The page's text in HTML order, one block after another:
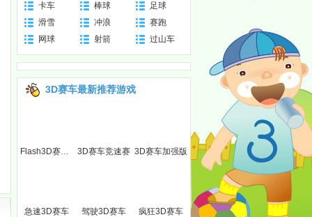
卡车
棒球
足球
滑雪
冲浪
赛跑
网球
射箭 过山车
3D赛车最新推荐游戏
Flash3D赛车(新) 3D赛车竞速赛 3D赛车加强版
急速3D赛车 驾驶3D赛车 疯狂3D赛车